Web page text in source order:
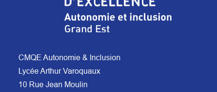
CMQE Autonomie & Inclusion
Lycée Arthur Varoquaux
10 Rue Jean Moulin